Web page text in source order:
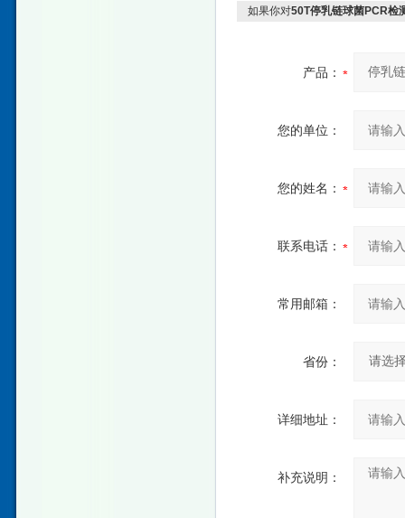
如果你对50T停乳链球菌PCR检
产品：
您的单位：
您的姓名：
联系电话：
常用邮箱：
省份：
详细地址：
补充说明：